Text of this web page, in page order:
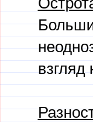
взгляд